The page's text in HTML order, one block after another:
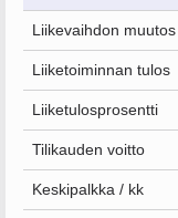
Liikevaihdon muutos
Liiketoiminnan tulos
Liiketulosprosentti
Tilikauden voitto
Keskipalkka / kk